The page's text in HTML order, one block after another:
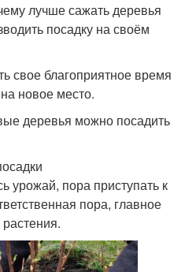
лучше сажать деревья
посадку на своём
свое благоприятное время
новое место.
деревья можно посадить
урожай, пора приступать к
пора, главное